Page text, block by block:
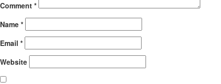
Comment *
Name *
Email *
Website